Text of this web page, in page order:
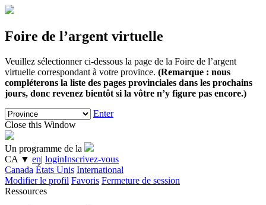
Foire de l’argent virtuelle
Veuillez sélectionner ci-dessous la page de la Foire de l’argent
virtuelle correspondant à votre province. (Remarque : nous
compléterons la liste des pages provinciales dans les prochains
jours, donc revenez bientôt si la vôtre n’y figure pas encore.)
Enter
Close this Window
Un programme de la
CA ▼ en| loginInscrivez-vous
Canada États Unis International
Modifier le profil Favoris Fermeture de session
Ressources